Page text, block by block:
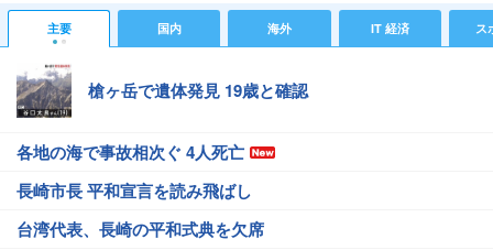
主要 国内 海外 IT 経済 ス
槍ヶ岳で遺体発見 19歳と確認
各地の海で事故相次ぐ 4人死亡
長崎市長 平和宣言を読み飛ばし
台湾代表、長崎の平和式典を欠席